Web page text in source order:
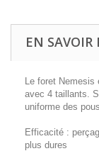
EN SAVOIR
Le foret Nemesis
avec 4 taillants.
uniforme des
Efficacité :
plus dures